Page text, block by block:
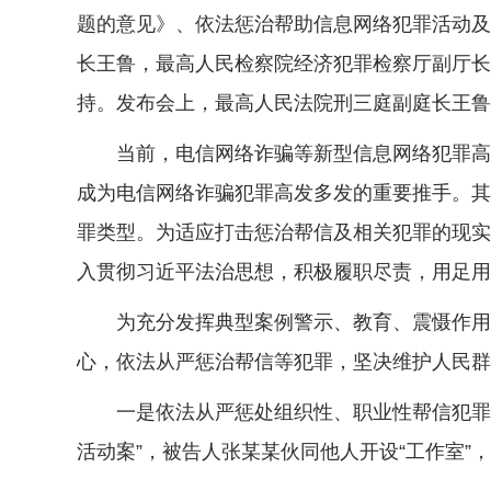
题的意见》、依法惩治帮助信息网络犯罪活动
长王鲁，最高人民检察院经济犯罪检察厅副厅
持。发布会上，最高人民法院刑三庭副庭长王
当前，电信网络诈骗等新型信息网络犯罪高
成为电信网络诈骗犯罪高发多发的重要推手。
罪类型。为适应打击惩治帮信及相关犯罪的现
入贯彻习近平法治思想，积极履职尽责，用足
为充分发挥典型案例警示、教育、震慑作用
心，依法从严惩治帮信等犯罪，坚决维护人民
一是依法从严惩处组织性、职业性帮信犯罪
活动案”，被告人张某某伙同他人开设“工作室”